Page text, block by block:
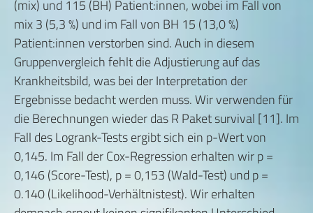
(mix) und 115 (BH) Patient:innen, wobei im Fall von
mix 3 (5,3 %) und im Fall von BH 15 (13,0 %)
Patient:innen verstorben sind. Auch in diesem
Gruppenvergleich fehlt die Adjustierung auf das
Krankheitsbild, was bei der Interpretation der
Ergebnisse bedacht werden muss. Wir verwenden für
die Berechnungen wieder das R Paket survival [11]. Im
Fall des Logrank-Tests ergibt sich ein p-Wert von
0,145. Im Fall der Cox-Regression erhalten wir p =
0,146 (Score-Test), p = 0,153 (Wald-Test) und p =
0.140 (Likelihood-Verhältnistest). Wir erhalten